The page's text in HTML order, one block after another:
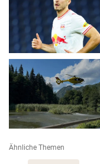
Ähnliche Themen